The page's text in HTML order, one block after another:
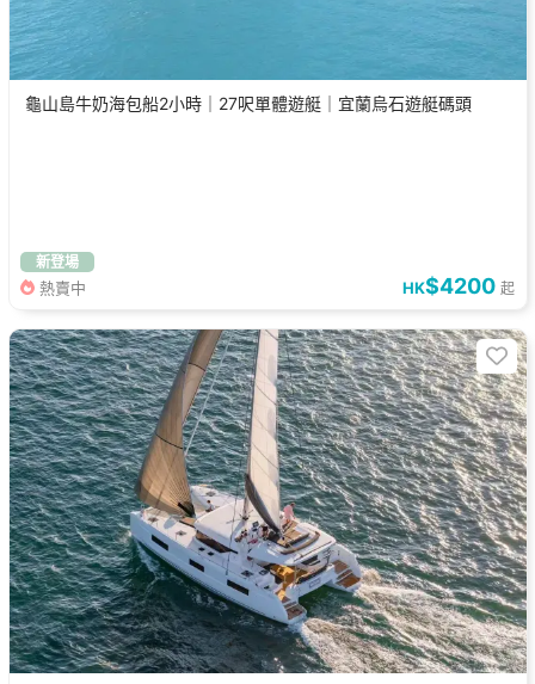
龜山島牛奶海包船2小時｜27呎單體遊艇｜宜蘭烏石遊艇碼頭
新登場
熱賣中 HK$4200 起